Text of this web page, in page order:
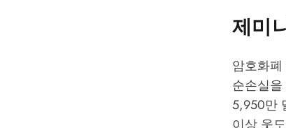
제미
암호화
순손실
5,950만
이상 웃